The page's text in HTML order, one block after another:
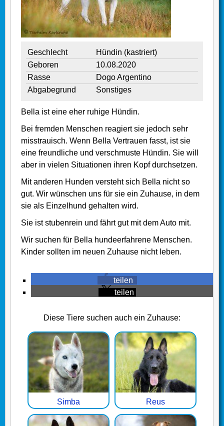
Geschlecht
Hündin (kastriert)
Geboren
10.08.2020
Rasse
Dogo Argentino
Abgabegrund
Sonstiges
Bella ist eine eher ruhige Hündin.
Bei fremden Menschen reagiert sie jedoch sehr
misstrauisch. Wenn Bella Vertrauen fasst, ist sie
eine freundliche und verschmuste Hündin. Sie will
aber in vielen Situationen ihren Kopf durchsetzen.
Mit anderen Hunden versteht sich Bella nicht so
gut. Wir wünschen uns für sie ein Zuhause, in dem
sie als Einzelhund gehalten wird.
Sie ist stubenrein und fährt gut mit dem Auto mit.
Wir suchen für Bella hundeerfahrene Menschen.
Kinder sollten im neuen Zuhause nicht leben.
teilen
teilen
Diese Tiere suchen auch ein Zuhause:
Simba Reus